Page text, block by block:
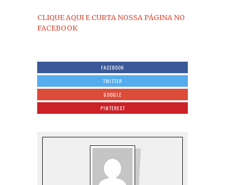
CLIQUE AQUI E CURTA NOSSA PÁGINA NO
FACEBOOK
FACEBOOK
TWITTER
GOOGLE
PINTEREST